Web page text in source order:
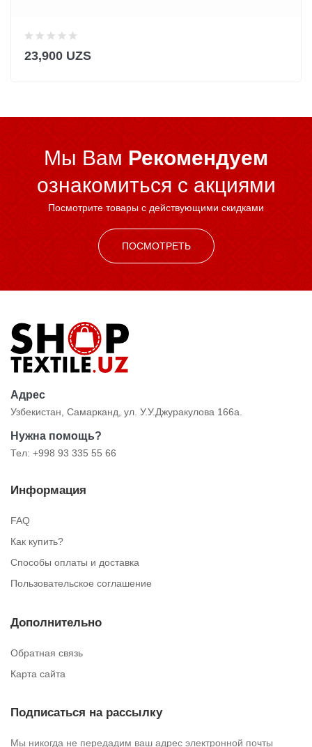
23,900 UZS
Мы Вам Рекомендуем
ознакомиться c акциями
Посмотрите товары с действующими скидками
ПОСМОТРЕТЬ
Адрес
Узбекистан, Самарканд, ул. У.У.Джуракулова 166а.
Нужна помощь?
Тел: +998 93 335 55 66
Информация
FAQ
Как купить?
Способы оплаты и доставка
Пользовательское соглашение
Дополнительно
Обратная связь
Карта сайта
Подписаться на рассылку
Мы никогда не передадим ваш адрес электронной почты